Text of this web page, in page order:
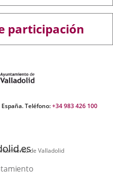
participación
Teléfono:+34 983 426 100
de Valladolid